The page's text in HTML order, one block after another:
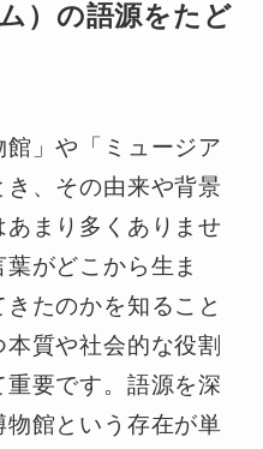
）の語源をたど
」や「ミュージア
、その由来や背景
まり多くありませ
がどこから生ま
たのかを知ること
質や社会的な役割
要です。語源を深
物館という存在が単